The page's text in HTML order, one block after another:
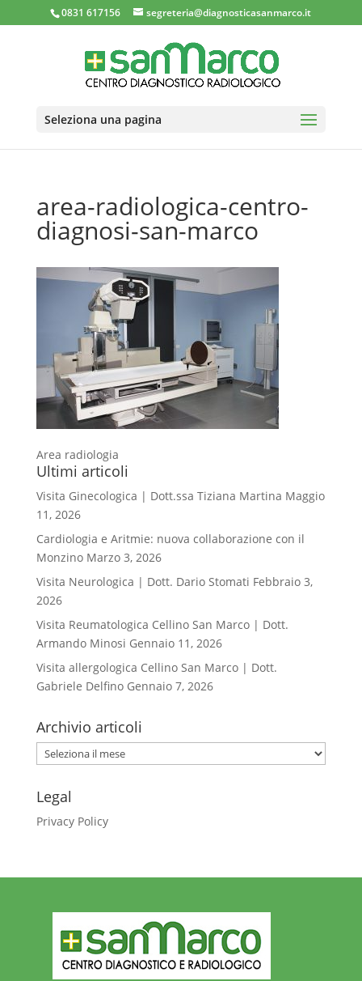
0831 617156 segreteria@diagnosticasanmarco.it
Seleziona una pagina
area-radiologica-centro-
diagnosi-san-marco
Area radiologia
Ultimi articoli
Visita Ginecologica | Dott.ssa Tiziana Martina Maggio
11, 2026
Cardiologia e Aritmie: nuova collaborazione con il
Monzino Marzo 3, 2026
Visita Neurologica | Dott. Dario Stomati Febbraio 3,
2026
Visita Reumatologica Cellino San Marco | Dott.
Armando Minosi Gennaio 11, 2026
Visita allergologica Cellino San Marco | Dott.
Gabriele Delfino Gennaio 7, 2026
Archivio articoli
Archivio
articoli
Legal
Privacy Policy